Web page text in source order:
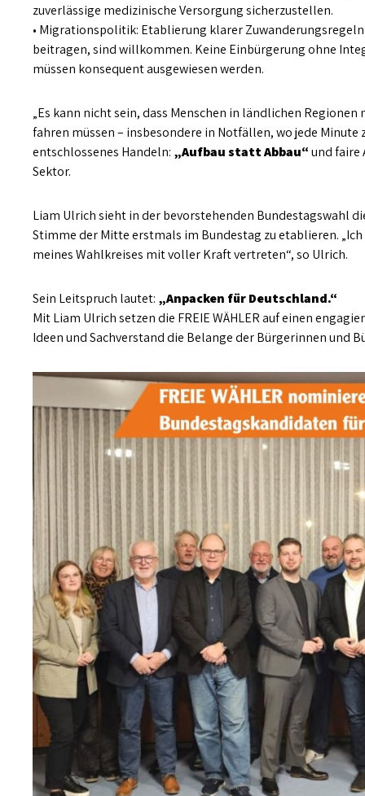
zuverlässige medizinische Versorgung sicherzustellen.
• Migrationspolitik: Etablierung klarer
beitragen, sind willkommen. Keine Einbürgerung ohne
müssen konsequent ausgewiesen werden.
„Es kann nicht sein, dass Menschen in ländlichen
fahren müssen – insbesondere in Notfällen, wo jede
entschlossenes Handeln: „Aufbau statt Abbau“und faire
Sektor.
Liam Ulrich sieht in der bevorstehenden Bundestagswahl
Stimme der Mitte erstmals im Bundestag zu etablieren.
meines Wahlkreises mit voller Kraft vertreten“, so Ulrich.
Sein Leitspruch lautet: „Anpacken für Deutschland.“
Mit Liam Ulrich setzen die FREIE WÄHLER auf einen
Ideen und Sachverstand die Belange der Bürgerinnen und